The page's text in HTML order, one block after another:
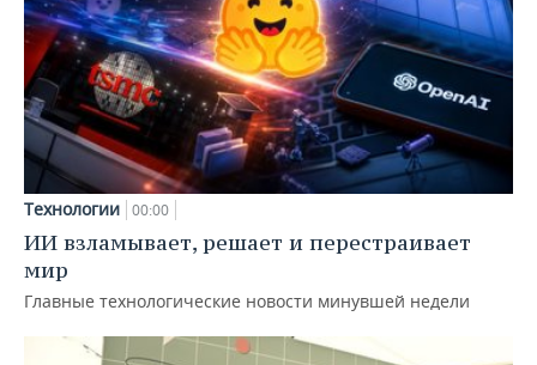
Технологии 00:00
ИИ взламывает, решает и перестраивает
мир
Главные технологические новости минувшей недели